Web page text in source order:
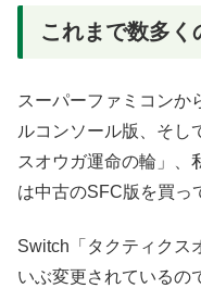
これまで数多く
スーパーファミコンか
ルコンソール版、そし
スオウガ運命の輪」、
は中古のSFC版を買っ
Switch「タクティクス
いぶ変更されているの